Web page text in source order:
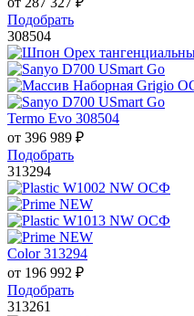
Подобрать
308504
Termo Evo 308504
от 396 989 ₽
Подобрать
313294
Color 313294
от 196 992 ₽
Подобрать
313261